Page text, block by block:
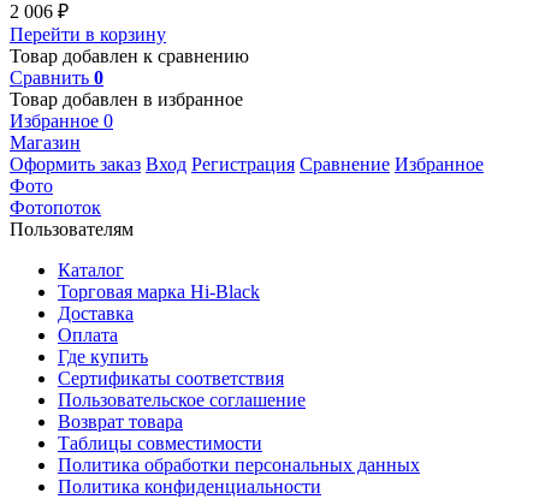
2 006 ₽
Перейти в корзину
Товар добавлен к сравнению
Сравнить 0
Товар добавлен в избранное
Избранное 0
Магазин
Оформить заказ Вход Регистрация Сравнение Избранное
Фото
Фотопоток
Пользователям
Каталог
Торговая марка Hi-Black
Доставка
Оплата
Где купить
Сертификаты соответствия
Пользовательское соглашение
Возврат товара
Таблицы совместимости
Политика обработки персональных данных
Политика конфиденциальности